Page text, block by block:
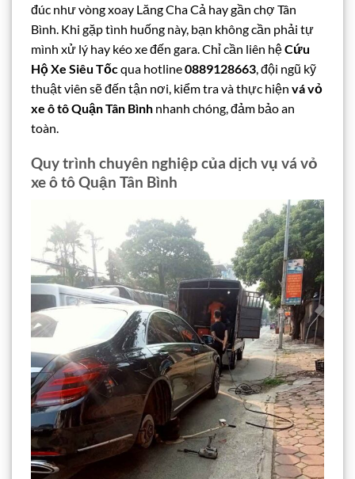
đúc như vòng xoay Lăng Cha Cả hay gần chợ Tân
Bình. Khi gặp tình huống này, bạn không cần phải tự
mình xử lý hay kéo xe đến gara. Chỉ cần liên hệCứu
Hộ Xe Siêu Tốcqua hotline0889128663 , đội ngũ kỹ
thuật viên sẽ đến tận nơi, kiểm tra và thực hiện vá vỏ
xe ô tô Quận Tân Bình nhanh chóng, đảm bảo an
toàn.
Quy trình chuyên nghiệp của dịch vụ vá vỏ
xe ô tô Quận Tân Bình